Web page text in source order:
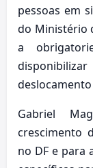
pessoas em
do Ministério
a
Gabriel
crescimento
no DF e para